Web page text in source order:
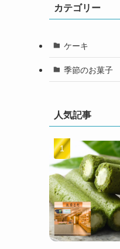
カテゴリー
ケーキ
季節のお菓子
人気記事